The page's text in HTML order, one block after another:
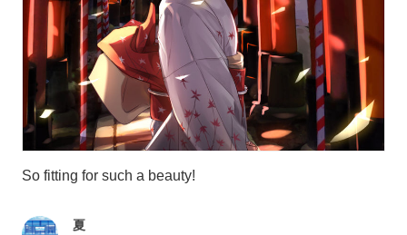
So fitting for such a beauty!
夏